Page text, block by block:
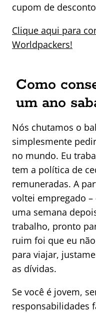
cupom de desconto
Clique aqui para
Worldpackers!
Como
um ano
Nós chutamos o
simplesmente
no mundo. Eu
tem a política de
remuneradas. A
voltei empregado
uma semana
trabalho, pronto
ruim foi que eu
para viajar,
as dívidas.
Se você é jovem,
responsabilidades